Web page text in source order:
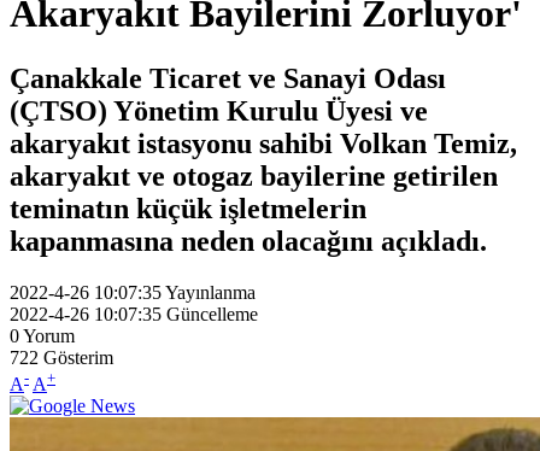
Akaryakıt Bayilerini Zorluyor'
Çanakkale Ticaret ve Sanayi Odası
(ÇTSO) Yönetim Kurulu Üyesi ve
akaryakıt istasyonu sahibi Volkan Temiz,
akaryakıt ve otogaz bayilerine getirilen
teminatın küçük işletmelerin
kapanmasına neden olacağını açıkladı.
2022-4-26 10:07:35Yayınlanma
2022-4-26 10:07:35 Güncelleme
0Yorum
722 Gösterim
A- A+